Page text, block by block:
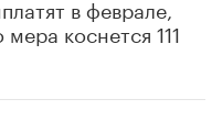
в феврале,
коснется 111